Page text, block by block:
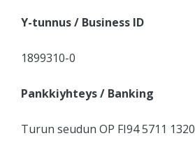
Y-tunnus / Business ID
1899310-0
Pankkiyhteys / Banking
Turun seudun OP FI94 5711